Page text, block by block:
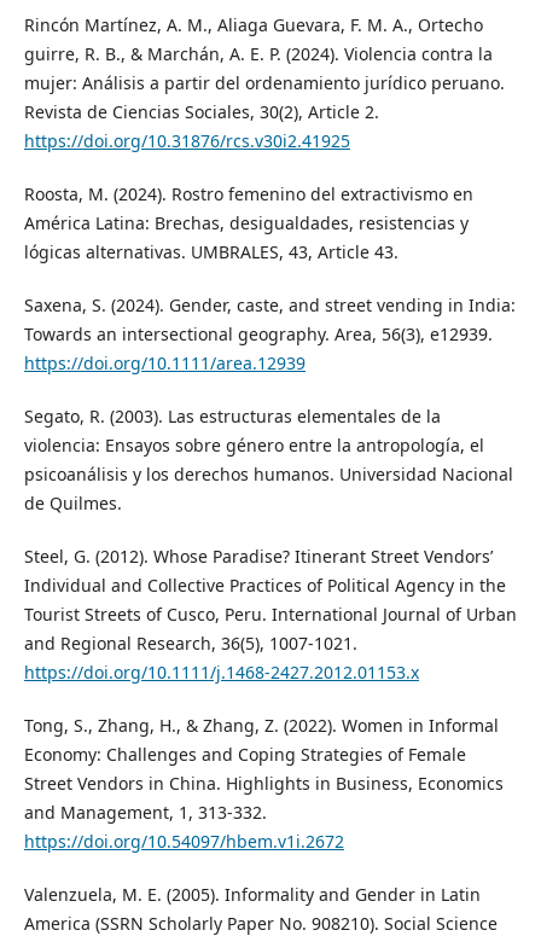
Rincón Martínez, A. M., Aliaga Guevara, F. M. A., Ortecho
guirre, R. B., & Marchán, A. E. P. (2024). Violencia contra la
mujer: Análisis a partir del ordenamiento jurídico peruano.
Revista de Ciencias Sociales, 30(2), Article 2.
https://doi.org/10.31876/rcs.v30i2.41925
Roosta, M. (2024). Rostro femenino del extractivismo en
América Latina: Brechas, desigualdades, resistencias y
lógicas alternativas. UMBRALES, 43, Article 43.
Saxena, S. (2024). Gender, caste, and street vending in India:
Towards an intersectional geography. Area, 56(3), e12939.
https://doi.org/10.1111/area.12939
Segato, R. (2003). Las estructuras elementales de la
violencia: Ensayos sobre género entre la antropología, el
psicoanálisis y los derechos humanos. Universidad Nacional
de Quilmes.
Steel, G. (2012). Whose Paradise? Itinerant Street Vendors’
Individual and Collective Practices of Political Agency in the
Tourist Streets of Cusco, Peru. International Journal of Urban
and Regional Research, 36(5), 1007-1021.
https://doi.org/10.1111/j.1468-2427.2012.01153.x
Tong, S., Zhang, H., & Zhang, Z. (2022). Women in Informal
Economy: Challenges and Coping Strategies of Female
Street Vendors in China. Highlights in Business, Economics
and Management, 1, 313-332.
https://doi.org/10.54097/hbem.v1i.2672
Valenzuela, M. E. (2005). Informality and Gender in Latin
America (SSRN Scholarly Paper No. 908210). Social Science